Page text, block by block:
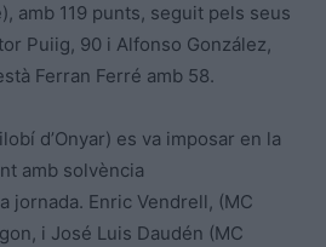
amb 119 punts, seguit pels seus
Puiig, 90 i Alfonso González,
Ferran Ferré amb 58.
d’Onyar) es va imposar en la
amb solvència
jornada. Enric Vendrell, (MC
i José Luis Daudén (MC